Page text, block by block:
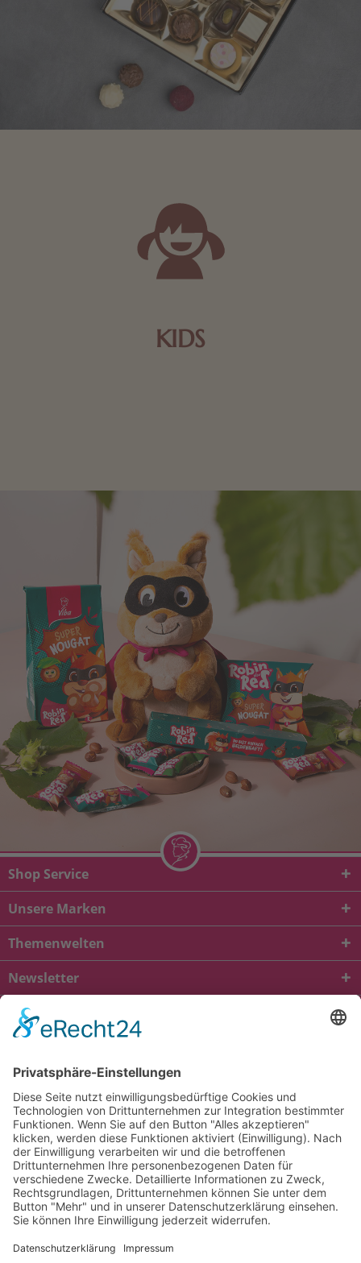
KIDS
Shop Service
Unsere Marken
Themenwelten
Newsletter
* Alle Preise inkl. gesetzl. Mehrwertsteuer zzgl.
und ggf.
Nachnahmegebühren, wenn nicht anders beschrieben
viba.de
4.90von5.00bei1685
Kontakt Versandkosten und Lieferung
Zahlungsarten
FAQ – Häufig gestellte Fragen
Mein Konto
Allgemeine Geschäftsbedingungen
Datenschutz
Impressum
Barrierefreiheit
Cookie-Einstellungen
Widerrufsbelehrung
Vertrag widerrufen